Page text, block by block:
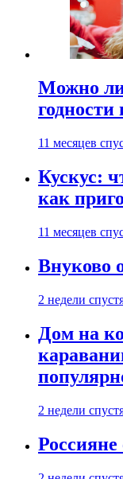
Можно ли
годности
11 месяцев
Кускус:
как
11 месяцев
Внуково
2 недели
Дом на
2 недели